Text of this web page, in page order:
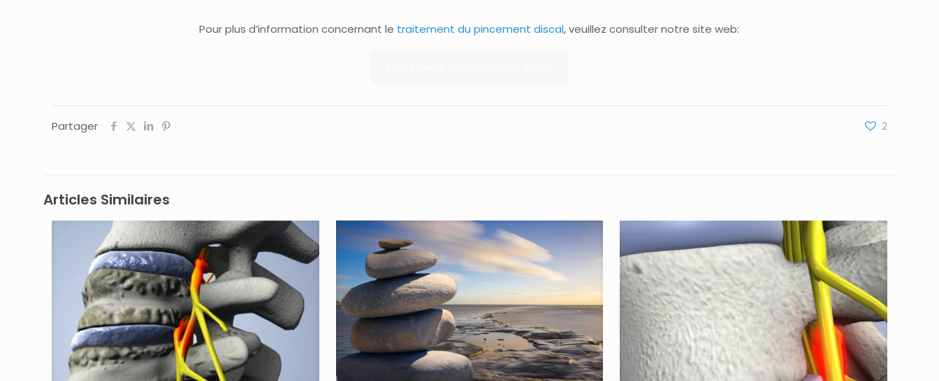
Pour plus d’information concernant le traitement du pincement discal, veuillez consulter notre site web:
Partager 2
Articles Similaires